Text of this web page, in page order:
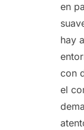
en
hay
con
el